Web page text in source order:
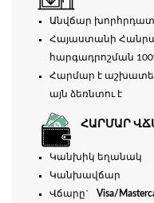
Անվճար
Հայաստանի
հարգադրոշման
Հարմար է աշխատել
այն ձեռնտու է
ՀԱՐՄԱՐ
Կանխիկ եղանակ
Կանխավճար
Վճարը`Visa/